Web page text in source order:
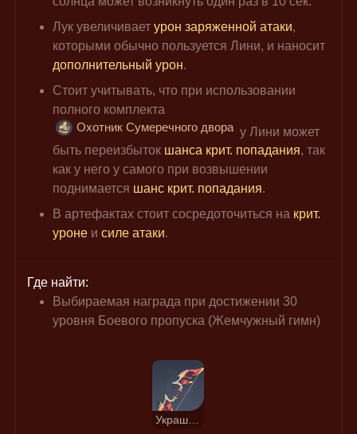
Лук увеличивает урон заряженной атаки,
которыми обычно пользуется Лини, и наносит
дополнительный урон.
Стоит учитывать, что при использовании
полного комплекта
Охотник Сумеречного двора у Лини может
быть переизбыток шанса крит. попадания, так
как у него у самого при возвышении
поднимается шанс крит. попадания.
В артефактах стоит сосредоточиться на крит.
уроне и силе атаки.
Где найти:
Выбираемая награда при достижении 30
уровня Боевого пропуска (Жемчужный гимн)
Украшенные цветами перья